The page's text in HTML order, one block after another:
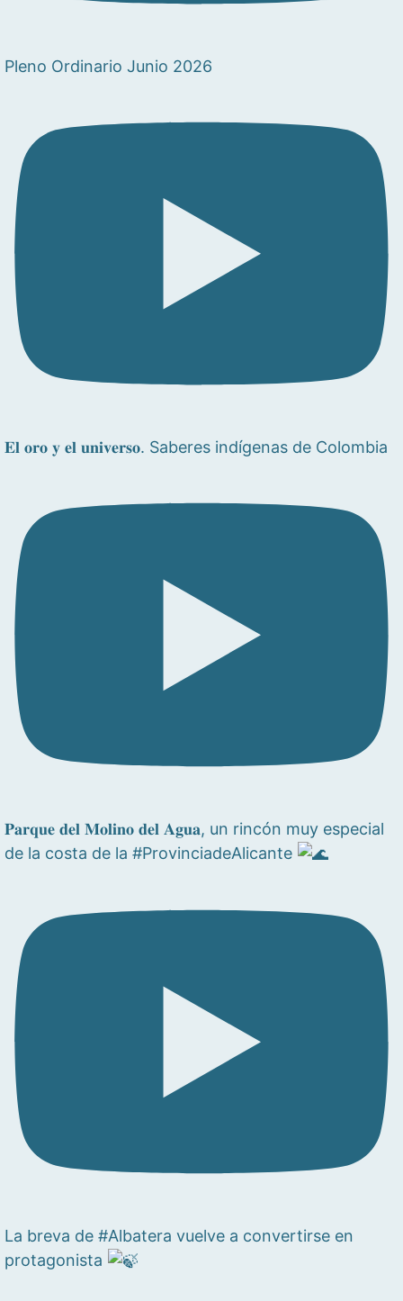
Pleno Ordinario Junio 2026
𝐄𝐥 𝐨𝐫𝐨 𝐲 𝐞𝐥 𝐮𝐧𝐢𝐯𝐞𝐫𝐬𝐨. Saberes indígenas de Colombia
𝐏𝐚𝐫𝐪𝐮𝐞 𝐝𝐞𝐥 𝐌𝐨𝐥𝐢𝐧𝐨 𝐝𝐞𝐥 𝐀𝐠𝐮𝐚, un rincón muy especial
de la costa de la #ProvinciadeAlicante
La breva de #Albatera vuelve a convertirse en
protagonista